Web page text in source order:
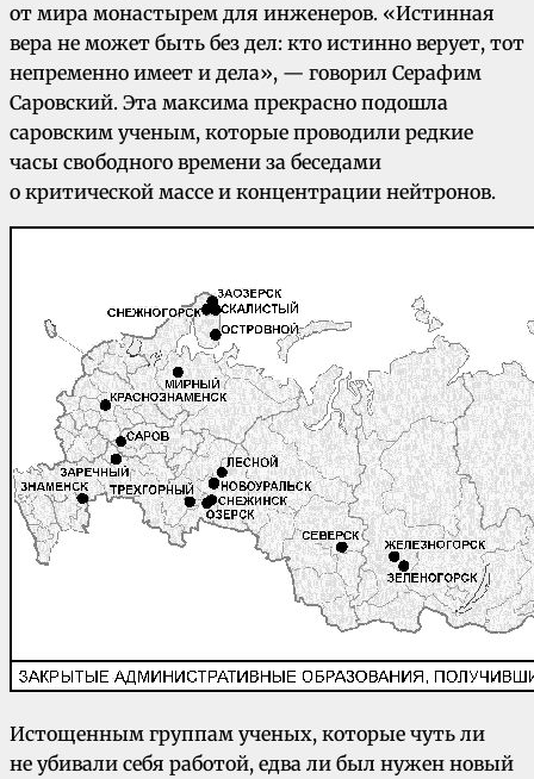
от мира монастырем для инженеров. «Истинная
вера не может быть без дел: кто истинно верует, тот
непременно имеет и дела», — говорил Серафим
Саровский. Эта максима прекрасно подошла
саровским ученым, которые проводили редкие
часы свободного времени за беседами
о критической массе и концентрации нейтронов.
Истощенным группам ученых, которые чуть ли
не убивали себя работой, едва ли был нужен новый